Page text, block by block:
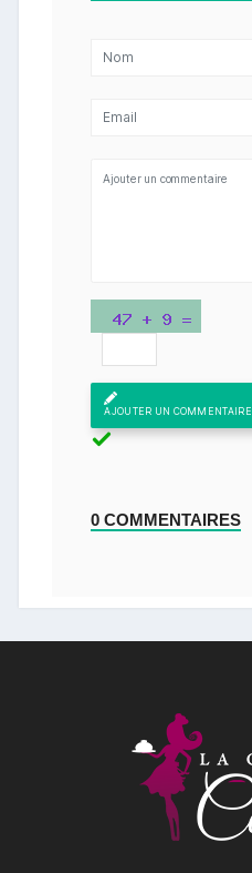
AJOUTER UN COMMENTAIRE
0 COMMENTAIRES